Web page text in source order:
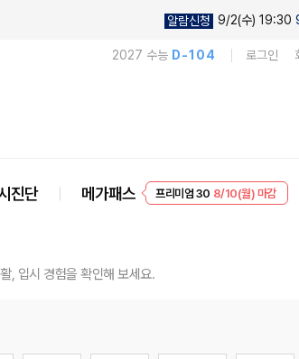
알람신청 9/2(수) 19:30
2027 수능 D-104 로그인
진단 메가패스 프리미엄 30 8/10(월) 마감
, 입시 경험을 확인해 보세요.